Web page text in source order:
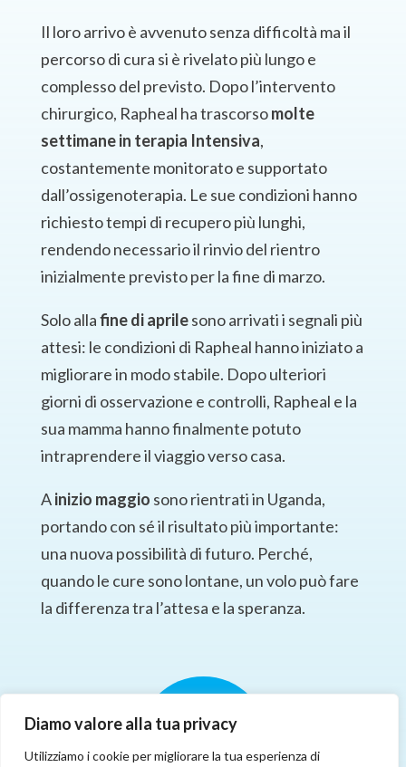
Diamo valore alla tua privacy
Utilizziamo i cookie per migliorare la tua esperienza di
Il loro arrivo è avvenuto senza difficoltà ma il
percorso di cura si è rivelato più lungo e
complesso del previsto. Dopo l’intervento
chirurgico, Rapheal ha trascorsomolte
settimane in terapia Intensiva,
costantemente monitorato e supportato
dall’ossigenoterapia. Le sue condizioni hanno
richiesto tempi di recupero più lunghi,
rendendo necessario il rinvio del rientro
inizialmente previsto per la fine di marzo.
Solo allafine di aprilesono arrivati i segnali più
attesi: le condizioni di Rapheal hanno iniziato a
migliorare in modo stabile. Dopo ulteriori
giorni di osservazione e controlli, Rapheal e la
sua mamma hanno finalmente potuto
intraprendere il viaggio verso casa.
Ainizio maggio sono rientrati in Uganda,
portando con sé il risultato più importante:
una nuova possibilità di futuro. Perché,
quando le cure sono lontane, un volo può fare
la differenza tra l’attesa e la speranza.